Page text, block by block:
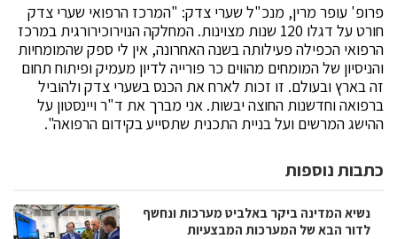
פרופ' עופר מרין, מנכ"ל שערי צדק: "המרכז הרפואי שערי צדק
חורט על דגלו 120 שנות מצוינות. המחלקה הנוירוכירורגית במרכז
הרפואי הכפילה פעילותה בשנה האחרונה, אין לי ספק שהמומחיות
והניסיון של המומחים מהווים כר פורייה לדיון מעמיק ופיתוח תחום
זה בארץ ובעולם. זו זכות לארח את הכנס בשערי צדק ולהוביל
ברפואה וחדשנות החוצה יבשות. אני מברך את ד"ר ויינסטון על
ההישג המרשים ועל בניית התכנית שתסייע בקידום הרפואה".
כתבות נוספות
נשיא המדינה ביקר באלביט מערכות ונחשף
לדור הבא של המערכות המבצעיות